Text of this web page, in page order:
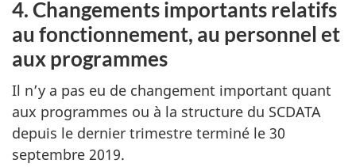
4. Changements importants relatifs
au fonctionnement, au personnel et
aux programmes
Il n’y a pas eu de changement important quant
aux programmes ou à la structure du SCDATA
depuis le dernier trimestre terminé le 30
septembre 2019.